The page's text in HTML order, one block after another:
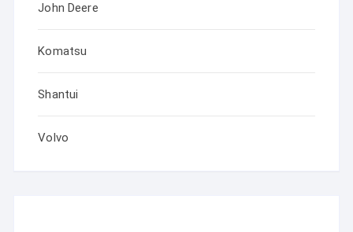
John Deere
Komatsu
Shantui
Volvo